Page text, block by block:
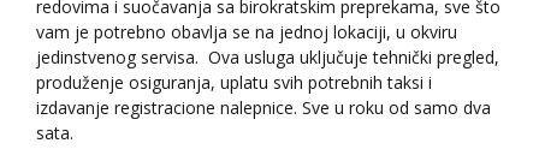
redovima i suočavanja sa birokratskim preprekama, sve što
vam je potrebno obavlja se na jednoj lokaciji, u okviru
jedinstvenog servisa. Ova usluga uključuje tehnički pregled,
produženje osiguranja, uplatu svih potrebnih taksi i
izdavanje registracione nalepnice. Sve u roku od samo dva
sata.